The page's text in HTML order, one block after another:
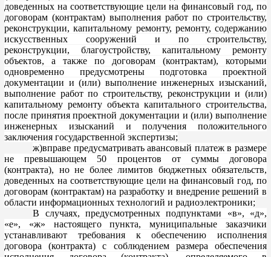
доведенных на соответствующие цели на финансовый год, по
договорам (контрактам) выполнения работ по строительству,
реконструкции, капитальному ремонту, ремонту, содержанию
искусственных сооружений и по строительству,
реконструкции, благоустройству, капитальному ремонту
объектов, а также по договорам (контрактам), которыми
одновременно предусмотрены подготовка проектной
документации и (или) выполнение инженерных изысканий,
выполнение работ по строительству, реконструкции и (или)
капитальному ремонту объекта капитального строительства,
после принятия проектной документации и (или) выполнение
инженерных изысканий и получения положительного
заключения государственной экспертизы;
ж)вправе предусматривать авансовый платеж в размере
не превышающем 50 процентов от суммы договора
(контракта), но не более лимитов бюджетных обязательств,
доведенных на соответствующие цели на финансовый год, по
договорам (контрактам) на разработку и внедрение решений в
области информационных технологий и радиоэлектроники;
В случаях, предусмотренных подпунктами «в», «д»,
«е», «ж» настоящего пункта, муниципальные заказчики
устанавливают требования к обеспечению исполнения
договора (контракта) с соблюдением размера обеспечения